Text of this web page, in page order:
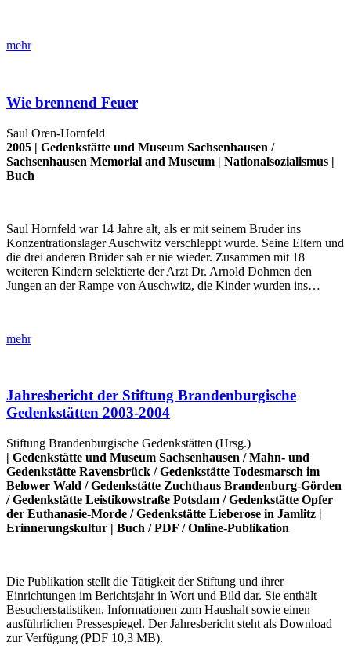
mehr
Wie brennend Feuer
Saul Oren-Hornfeld
2005 | Gedenkstätte und Museum Sachsenhausen /
Sachsenhausen Memorial and Museum | Nationalsozialismus |
Buch
Saul Hornfeld war 14 Jahre alt, als er mit seinem Bruder ins
Konzentrationslager Auschwitz verschleppt wurde. Seine Eltern und
die drei anderen Brüder sah er nie wieder. Zusammen mit 18
weiteren Kindern selektierte der Arzt Dr. Arnold Dohmen den
Jungen an der Rampe von Auschwitz, die Kinder wurden ins…
mehr
Jahresbericht der Stiftung Brandenburgische
Gedenkstätten 2003-2004
Stiftung Brandenburgische Gedenkstätten (Hrsg.)
| Gedenkstätte und Museum Sachsenhausen /Mahn- und
Gedenkstätte Ravensbrück /Gedenkstätte Todesmarsch im
Belower Wald /Gedenkstätte Zuchthaus Brandenburg-Görden
/Gedenkstätte Leistikowstraße Potsdam /Gedenkstätte Opfer
der Euthanasie-Morde /Gedenkstätte Lieberose in Jamlitz |
Erinnerungskultur | Buch /PDF /Online-Publikation
Die Publikation stellt die Tätigkeit der Stiftung und ihrer
Einrichtungen im Berichtsjahr in Wort und Bild dar. Sie enthält
Besucherstatistiken, Informationen zum Haushalt sowie einen
ausführlichen Pressespiegel. Der Jahresbericht steht als Download
zur Verfügung (PDF 10,3 MB).